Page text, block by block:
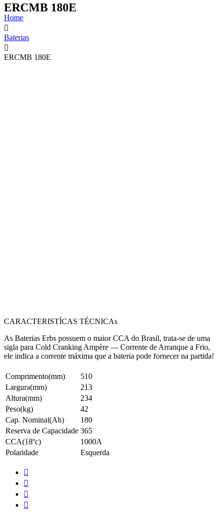
ERCMB 180E
Home
Baterias
ERCMB 180E
CARACTERISTÍCAS TÉCNICAs
As Baterias Erbs possuem o maior CCA do Brasil, trata-se de uma
sigla para Cold Cranking Ampère — Corrente de Arranque a Frio,
ele indica a corrente máxima que a bateria pode fornecer na partida!
Comprimento(mm)
510
Largura(mm)
213
Altura(mm)
234
Peso(kg)
42
Cap. Nominal(Ah)
180
Reserva de Capacidade 365
CCA(18ºc)
1000A
Polaridade
Esquerda